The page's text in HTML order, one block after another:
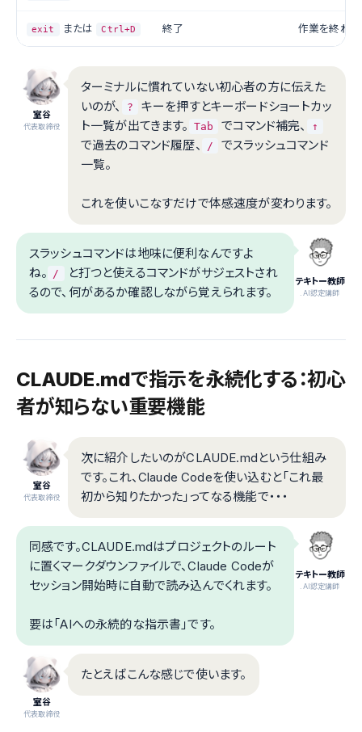
exit または Ctrl+D 終了 作業を終わる
室谷
代表取締役
ターミナルに慣れていない初心者の方に伝えた
いのが、
?
キーを押すとキーボードショートカッ
ト一覧が出てきます。 Tab でコマンド補完、 ↑
で過去のコマンド履歴、 /
でスラッシュコマンド
一覧。
これを使いこなすだけで体感速度が変わります。
テキトー教師
.AI認定講師
スラッシュコマンドは地味に便利なんですよ
ね。
/
と打つと使えるコマンドがサジェストされ
るので、何があるか確認しながら覚えられます。
CLAUDE.mdで指示を永続化する：初心
者が知らない重要機能
室谷
代表取締役
次に紹介したいのがCLAUDE.mdという仕組み
です。これ、Claude Codeを使い込むと「これ最
初から知りたかった」ってなる機能で・・・
テキトー教師
.AI認定講師
同感です。CLAUDE.mdはプロジェクトのルート
に置くマークダウンファイルで、Claude Codeが
セッション開始時に自動で読み込んでくれます。
要は「AIへの永続的な指示書」です。
室谷
代表取締役
たとえばこんな感じで使います。